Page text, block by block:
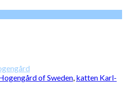
of Sweden, katten Karl-